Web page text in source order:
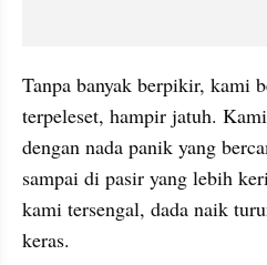
Tanpa banyak berpikir, kami
terpeleset, hampir jatuh.
dengan nada panik yang
sampai di pasir yang lebih
kami tersengal, dada naik
keras.